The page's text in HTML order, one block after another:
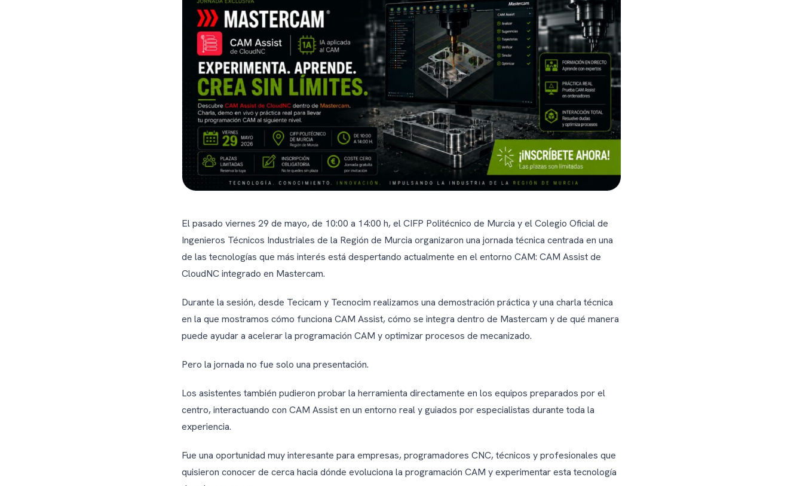
El pasado viernes 29 de mayo, de 10:00 a 14:00 h, el CIFP Politécnico de Murcia y el Colegio Oficial de
Ingenieros Técnicos Industriales de la Región de Murcia organizaron una jornada técnica centrada en una
de las tecnologías que más interés está despertando actualmente en el entorno CAM: CAM Assist de
CloudNC integrado en Mastercam.
Durante la sesión, desde Tecicam y Tecnocim realizamos una demostración práctica y una charla técnica
en la que mostramos cómo funciona CAM Assist, cómo se integra dentro de Mastercam y de qué manera
puede ayudar a acelerar la programación CAM y optimizar procesos de mecanizado.
Pero la jornada no fue solo una presentación.
Los asistentes también pudieron probar la herramienta directamente en los equipos preparados por el
centro, interactuando con CAM Assist en un entorno real y guiados por especialistas durante toda la
experiencia.
Fue una oportunidad muy interesante para empresas, programadores CNC, técnicos y profesionales que
quisieron conocer de cerca hacia dónde evoluciona la programación CAM y experimentar esta tecnología